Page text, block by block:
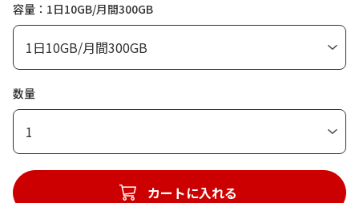
容量：1日10GB/月間300GB
数量
1
カートに入れる